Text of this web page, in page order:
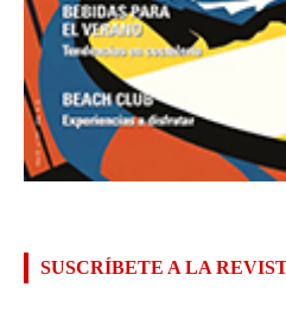
SUSCRÍBETE A LA